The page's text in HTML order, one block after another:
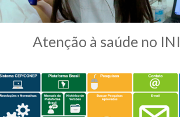
Atenção à saúde no INI